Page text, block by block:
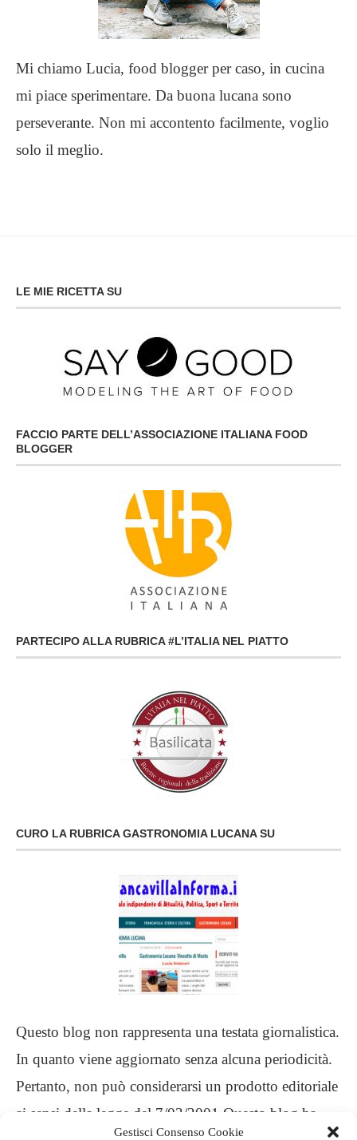
Gestisci Consenso Cookie
Mi chiamo Lucia, food blogger per caso, in cucina
mi piace sperimentare. Da buona lucana sono
perseverante. Non mi accontento facilmente, voglio
solo il meglio.
LE MIE RICETTA SU
FACCIO PARTE DELL’ASSOCIAZIONE ITALIANA FOOD
BLOGGER
PARTECIPO ALLA RUBRICA #L’ITALIA NEL PIATTO
CURO LA RUBRICA GASTRONOMIA LUCANA SU
Questo blog non rappresenta una testata giornalistica.
In quanto viene aggiornato senza alcuna periodicità.
Pertanto, non può considerarsi un prodotto editoriale
ai sensi della legge del 7/03/2001 Questo blog ha